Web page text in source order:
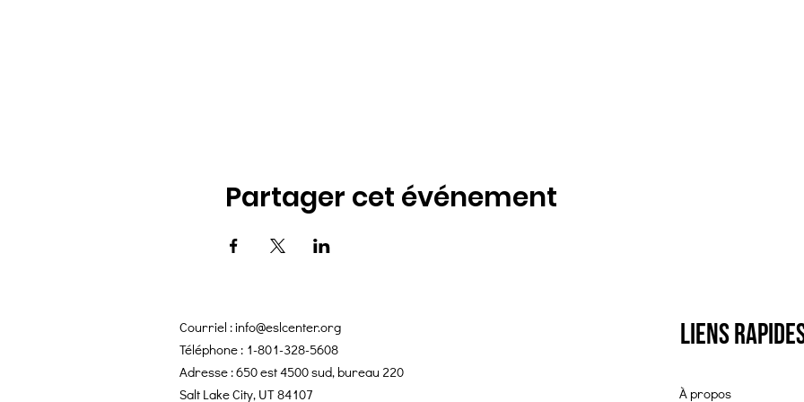
Partager cet événement
Courriel :info@eslcenter.org
Téléphone : 1-801-328-5608
Adresse : 650 est 4500 sud, bureau 220
Salt Lake City, UT 84107
Liens
À propos